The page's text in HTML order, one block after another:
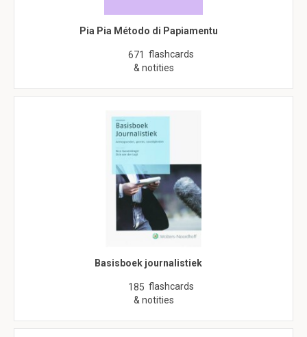
Pia Pia Método di Papiamentu
671 flashcards
& notities
Basisboek journalistiek
185 flashcards
& notities